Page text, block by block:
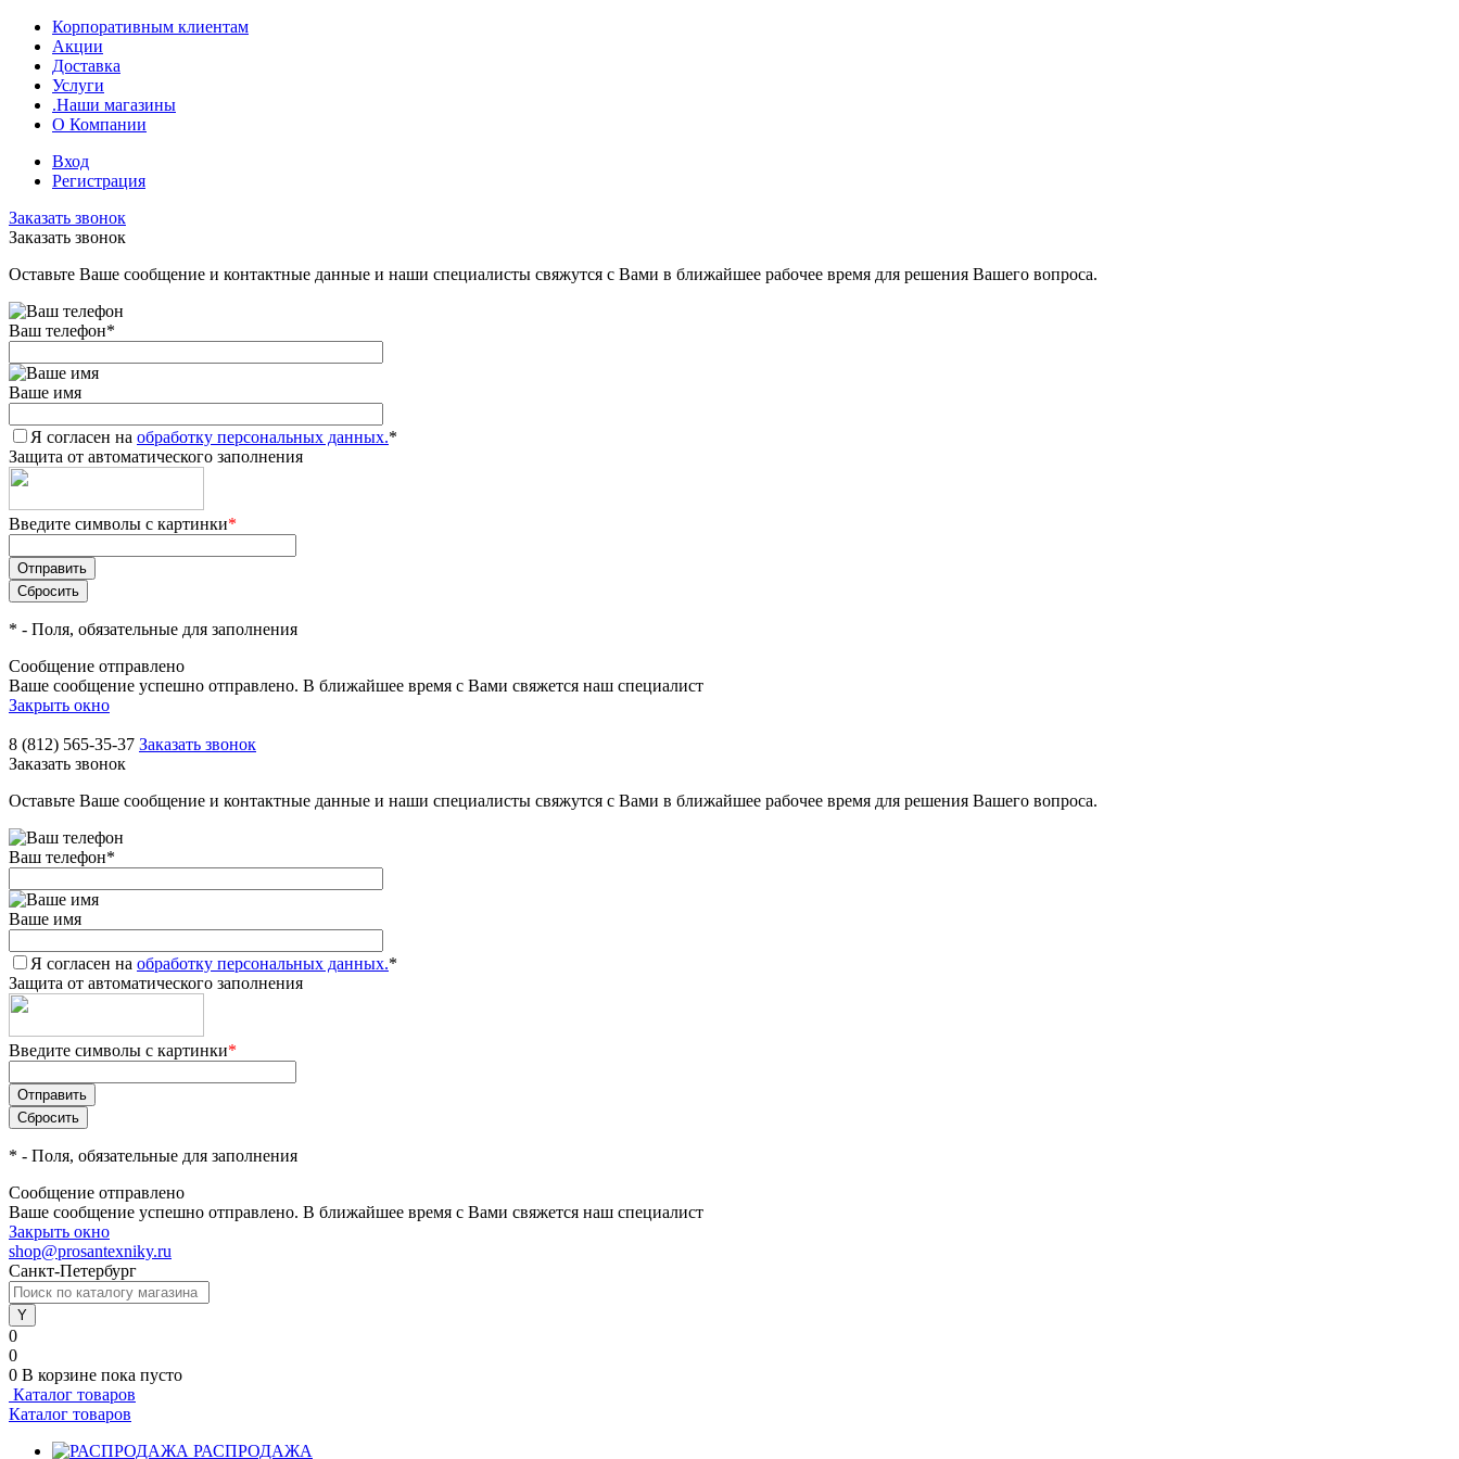
Корпоративным клиентам
Акции
Доставка
Услуги
.Наши магазины
О Компании
Вход
Регистрация
Заказать звонок
Заказать звонок
Оставьте Ваше сообщение и контактные данные и наши специалисты свяжутся с Вами в ближайшее рабочее время для решения Вашего вопроса.
Ваш телефон*
Ваше имя
Я согласен на обработку персональных данных.*
Защита от автоматического заполнения
Введите символы с картинки*
* - Поля, обязательные для заполнения
Сообщение отправлено
Ваше сообщение успешно отправлено. В ближайшее время с Вами свяжется наш специалист
Закрыть окно
8 (812) 565-35-37 Заказать звонок
Заказать звонок
Оставьте Ваше сообщение и контактные данные и наши специалисты свяжутся с Вами в ближайшее рабочее время для решения Вашего вопроса.
Ваш телефон*
Ваше имя
Я согласен на обработку персональных данных.*
Защита от автоматического заполнения
Введите символы с картинки*
* - Поля, обязательные для заполнения
Сообщение отправлено
Ваше сообщение успешно отправлено. В ближайшее время с Вами свяжется наш специалист
Закрыть окно
shop@prosantexniky.ru
Санкт-Петербург
0
0
0 В корзине пока пусто
Каталог товаров
Каталог товаров
РАСПРОДАЖА